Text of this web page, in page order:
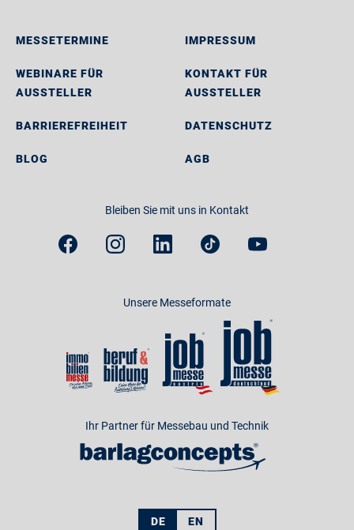
MESSETERMINE
WEBINARE FÜR
AUSSTELLER
BARRIEREFREIHEIT
BLOG
IMPRESSUM
KONTAKT FÜR
AUSSTELLER
DATENSCHUTZ
AGB
Bleiben Sie mit uns in Kontakt
Unsere Messeformate
Ihr Partner für Messebau und Technik
DE EN